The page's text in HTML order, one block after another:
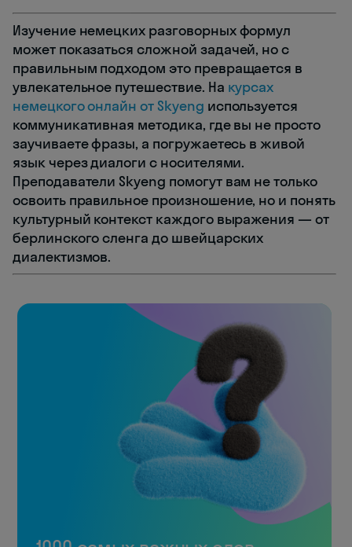
Изучение немецких разговорных формул
может показаться сложной задачей, но с
правильным подходом это превращается в
увлекательное путешествие. На курсах
немецкого онлайн от Skyeng используется
коммуникативная методика, где вы не просто
заучиваете фразы, а погружаетесь в живой
язык через диалоги с носителями.
Преподаватели Skyeng помогут вам не только
освоить правильное произношение, но и понять
культурный контекст каждого выражения — от
берлинского сленга до швейцарских
диалектизмов.